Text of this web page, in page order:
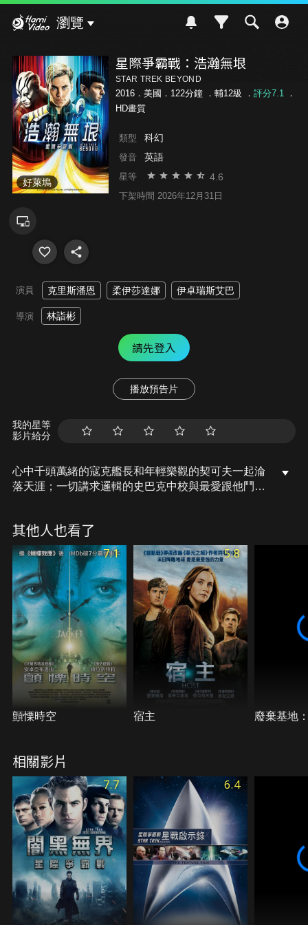
瀏覽
好萊塢
星際爭霸戰：浩瀚無垠
STAR TREK BEYOND
2016．美國．122分鐘 ． 輔12級 ． 評分7.1．
HD畫質
類型 科幻
發音 英語
星等 4.6
下架時間 2026年12月31日
演員 克里斯潘恩 柔伊莎達娜 伊卓瑞斯艾巴
導演 林詣彬
請先登入
播放預告片
我的星等
影片給分
心中千頭萬緒的寇克艦長和年輕樂觀的契可夫一起淪
落天涯；一切講求邏輯的史巴克中校與最愛跟他鬥嘴
考特(賽門佩吉 飾)遇上外星盟友潔拉。他們在外星球
上所遭遇的神祕新敵人「克羅」將使他們與星際聯邦
的理念和精神受到最嚴酷的考驗。
其他人也看了
7.1
顫慄時空
5.8
宿主 廢棄基地
相關影片
7.7 6.4